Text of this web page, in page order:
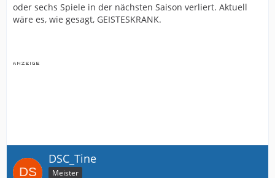
oder sechs Spiele in der nächsten Saison verliert. Aktuell
wäre es, wie gesagt, GEISTESKRANK.
DSC_Tine
Meister